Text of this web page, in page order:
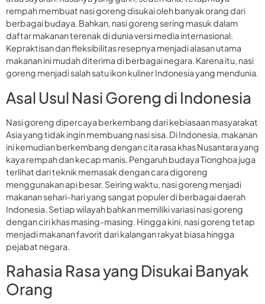
rempah membuat nasi goreng disukai oleh banyak orang dari
berbagai budaya. Bahkan, nasi goreng sering masuk dalam
daftar makanan terenak di dunia versi media internasional.
Kepraktisan dan fleksibilitas resepnya menjadi alasan utama
makanan ini mudah diterima di berbagai negara. Karena itu, nasi
goreng menjadi salah satu ikon kuliner Indonesia yang mendunia.
Asal Usul Nasi Goreng di Indonesia
Nasi goreng dipercaya berkembang dari kebiasaan masyarakat
Asia yang tidak ingin membuang nasi sisa. Di Indonesia, makanan
ini kemudian berkembang dengan cita rasa khas Nusantara yang
kaya rempah dan kecap manis. Pengaruh budaya Tionghoa juga
terlihat dari teknik memasak dengan cara digoreng
menggunakan api besar. Seiring waktu, nasi goreng menjadi
makanan sehari-hari yang sangat populer di berbagai daerah
Indonesia. Setiap wilayah bahkan memiliki variasi nasi goreng
dengan ciri khas masing-masing. Hingga kini, nasi goreng tetap
menjadi makanan favorit dari kalangan rakyat biasa hingga
pejabat negara.
Rahasia Rasa yang Disukai Banyak
Orang